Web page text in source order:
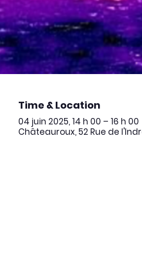
Time & Location
04 juin 2025, 14 h 00 – 16 h 00
Châteauroux, 52 Rue de